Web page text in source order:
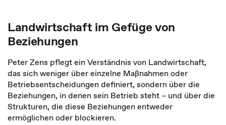
Landwirtschaft im Gefüge von
Beziehungen
Peter Zens pflegt ein Verständnis von Landwirtschaft,
das sich weniger über einzelne Maßnahmen oder
Betriebsentscheidungen definiert, sondern über die
Beziehungen, in denen sein Betrieb steht – und über die
Strukturen, die diese Beziehungen entweder
ermöglichen oder blockieren.